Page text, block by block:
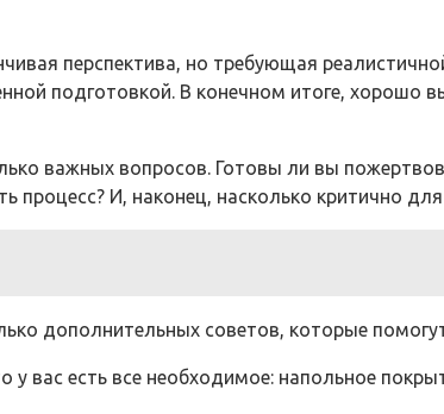
перспектива, но требующая
подготовкой. В конечном итоге, хорошо
важных вопросов. Готовы ли вы
процесс? И, наконец, насколько критично
дополнительных советов, которые
вас есть все необходимое: напольное